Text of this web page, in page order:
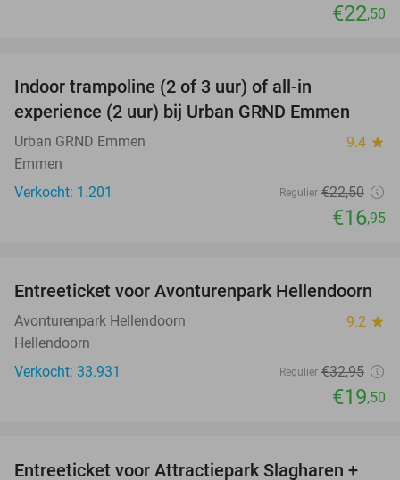
€22,50
Indoor trampoline (2 of 3 uur) of all-in
experience (2 uur) bij Urban GRND Emmen
Urban GRND Emmen 9.4 star
Emmen
Verkocht: 1.201
Regulier €22,50
€16,95
41%
Entreeticket voor Avonturenpark Hellendoorn
Avonturenpark Hellendoorn 9.2 star
Hellendoorn
Verkocht: 33.931
Regulier €32,95
€19,50
Entreeticket voor Attractiepark Slagharen +